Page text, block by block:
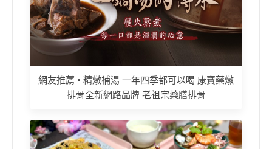
網友推薦 • 精燉補湯 一年四季都可以喝 康寶藥燉
排骨全新網路品牌 老祖宗藥膳排骨